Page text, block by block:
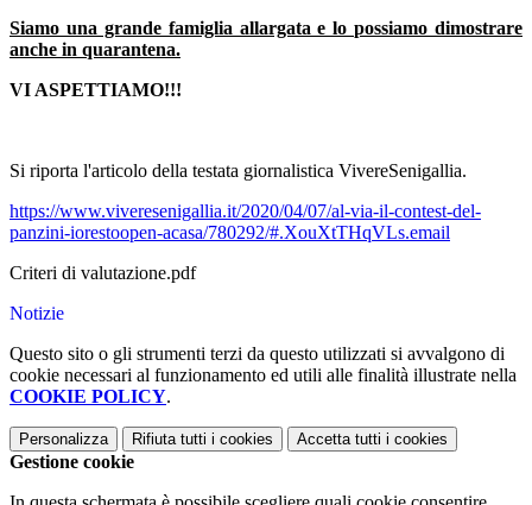
Siamo una grande famiglia allargata e lo possiamo dimostrare
anche in quarantena.
VI ASPETTIAMO!!!
Si riporta l'articolo della testata giornalistica VivereSenigallia.
https://www.viveresenigallia.it/2020/04/07/al-via-il-contest-del-
panzini-iorestoopen-acasa/780292/#.XouXtTHqVLs.email
Criteri di valutazione.pdf
Notizie
Questo sito o gli strumenti terzi da questo utilizzati si avvalgono di
cookie necessari al funzionamento ed utili alle finalità illustrate nella
COOKIE POLICY.
Personalizza Rifiuta tutti i cookies Accetta tutti i cookies
Gestione cookie